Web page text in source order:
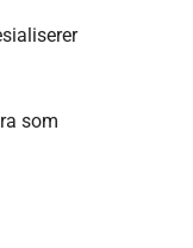
som